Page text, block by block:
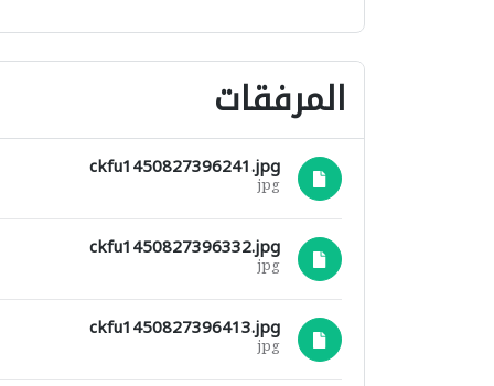
المرفقات
ckfu1450827396241.jpg
jpg
ckfu1450827396332.jpg
jpg
ckfu1450827396413.jpg
jpg